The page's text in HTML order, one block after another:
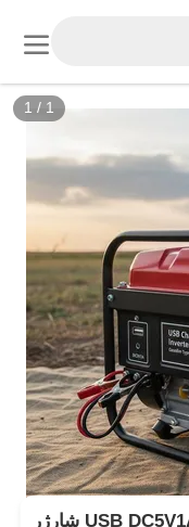
1 / 1
شارژر USB DC5V1A ژنراتور اینورتر مجموعه بنزین